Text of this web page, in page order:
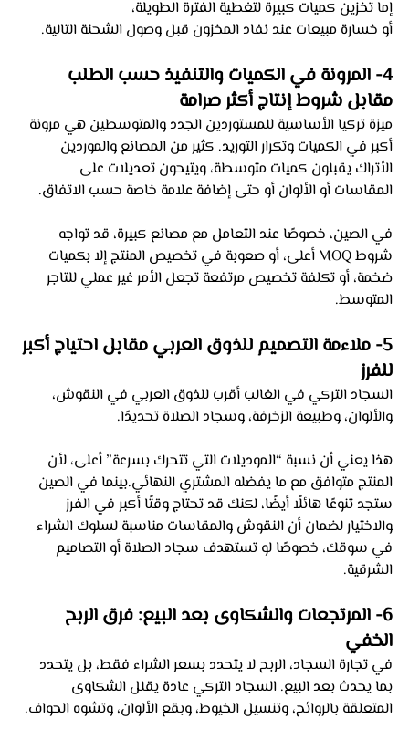
إما تخزين كميات كبيرة لتغطية الفترة الطويلة،
أو خسارة مبيعات عند نفاد المخزون قبل وصول الشحنة التالية.
4- المرونة في الكميات والتنفيذ حسب الطلب
مقابل شروط إنتاج أكثر صرامة
ميزة تركيا الأساسية للمستوردين الجدد والمتوسطين هي مرونة
أكبر في الكميات وتكرار التوريد. كثير من المصانع والموردين
الأتراك يقبلون كميات متوسطة، ويتيحون تعديلات على
المقاسات أو الألوان أو حتى إضافة علامة خاصة حسب الاتفاق.
في الصين، خصوصًا عند التعامل مع مصانع كبيرة، قد تواجه
شروط MOQ أعلى، أو صعوبة في تخصيص المنتج إلا بكميات
ضخمة، أو تكلفة تخصيص مرتفعة تجعل الأمر غير عملي للتاجر
المتوسط.
5- ملاءمة التصميم للذوق العربي مقابل احتياج أكبر
للفرز
السجاد التركي في الغالب أقرب للذوق العربي في النقوش،
والألوان، وطبيعة الزخرفة، وسجاد الصلاة تحديدًا.
هذا يعني أن نسبة “الموديلات التي تتحرك بسرعة” أعلى، لأن
المنتج متوافق مع ما يفضله المشتري النهائي.بينما في الصين
ستجد تنوعًا هائلًا أيضًا، لكنك قد تحتاج وقتًا أكبر في الفرز
والاختيار لضمان أن النقوش والمقاسات مناسبة لسلوك الشراء
في سوقك، خصوصًا لو تستهدف سجاد الصلاة أو التصاميم
الشرقية.
6- المرتجعات والشكاوى بعد البيع: فرق الربح
الخفي
في تجارة السجاد، الربح لا يتحدد بسعر الشراء فقط، بل يتحدد
بما يحدث بعد البيع. السجاد التركي عادة يقلل الشكاوى
المتعلقة بالروائح، وتنسيل الخيوط، وبقع الألوان، وتشوه الحواف.